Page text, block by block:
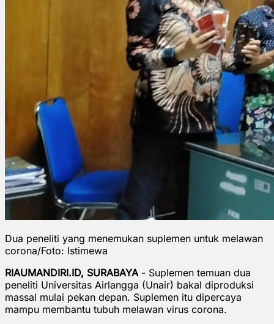
Dua peneliti yang menemukan suplemen untuk melawan
corona/Foto: Istimewa
RIAUMANDIRI.ID, SURABAYA - Suplemen temuan dua
peneliti Universitas Airlangga (Unair) bakal diproduksi
massal mulai pekan depan. Suplemen itu dipercaya
mampu membantu tubuh melawan virus corona.